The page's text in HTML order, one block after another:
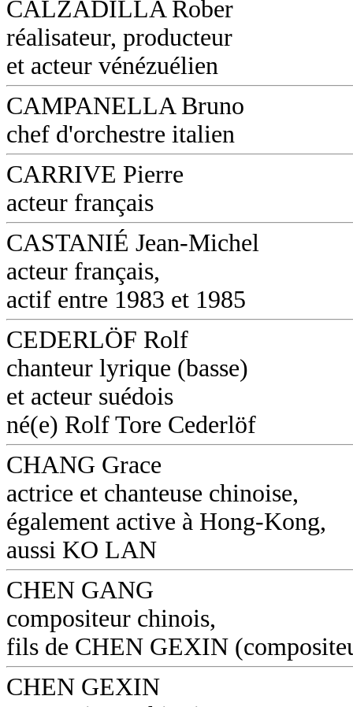
CALZADILLA Rober
réalisateur, producteur
et acteur vénézuélien
CAMPANELLA Bruno
chef d'orchestre italien
CARRIVE Pierre
acteur français
CASTANIÉ Jean-Michel
acteur français,
actif entre 1983 et 1985
CEDERLÖF Rolf
chanteur lyrique (basse)
et acteur suédois
né(e) Rolf Tore Cederlöf
CHANG Grace
actrice et chanteuse chinoise,
également active à Hong-Kong,
aussi KO LAN
CHEN GANG
compositeur chinois,
fils de CHEN GEXIN
CHEN GEXIN